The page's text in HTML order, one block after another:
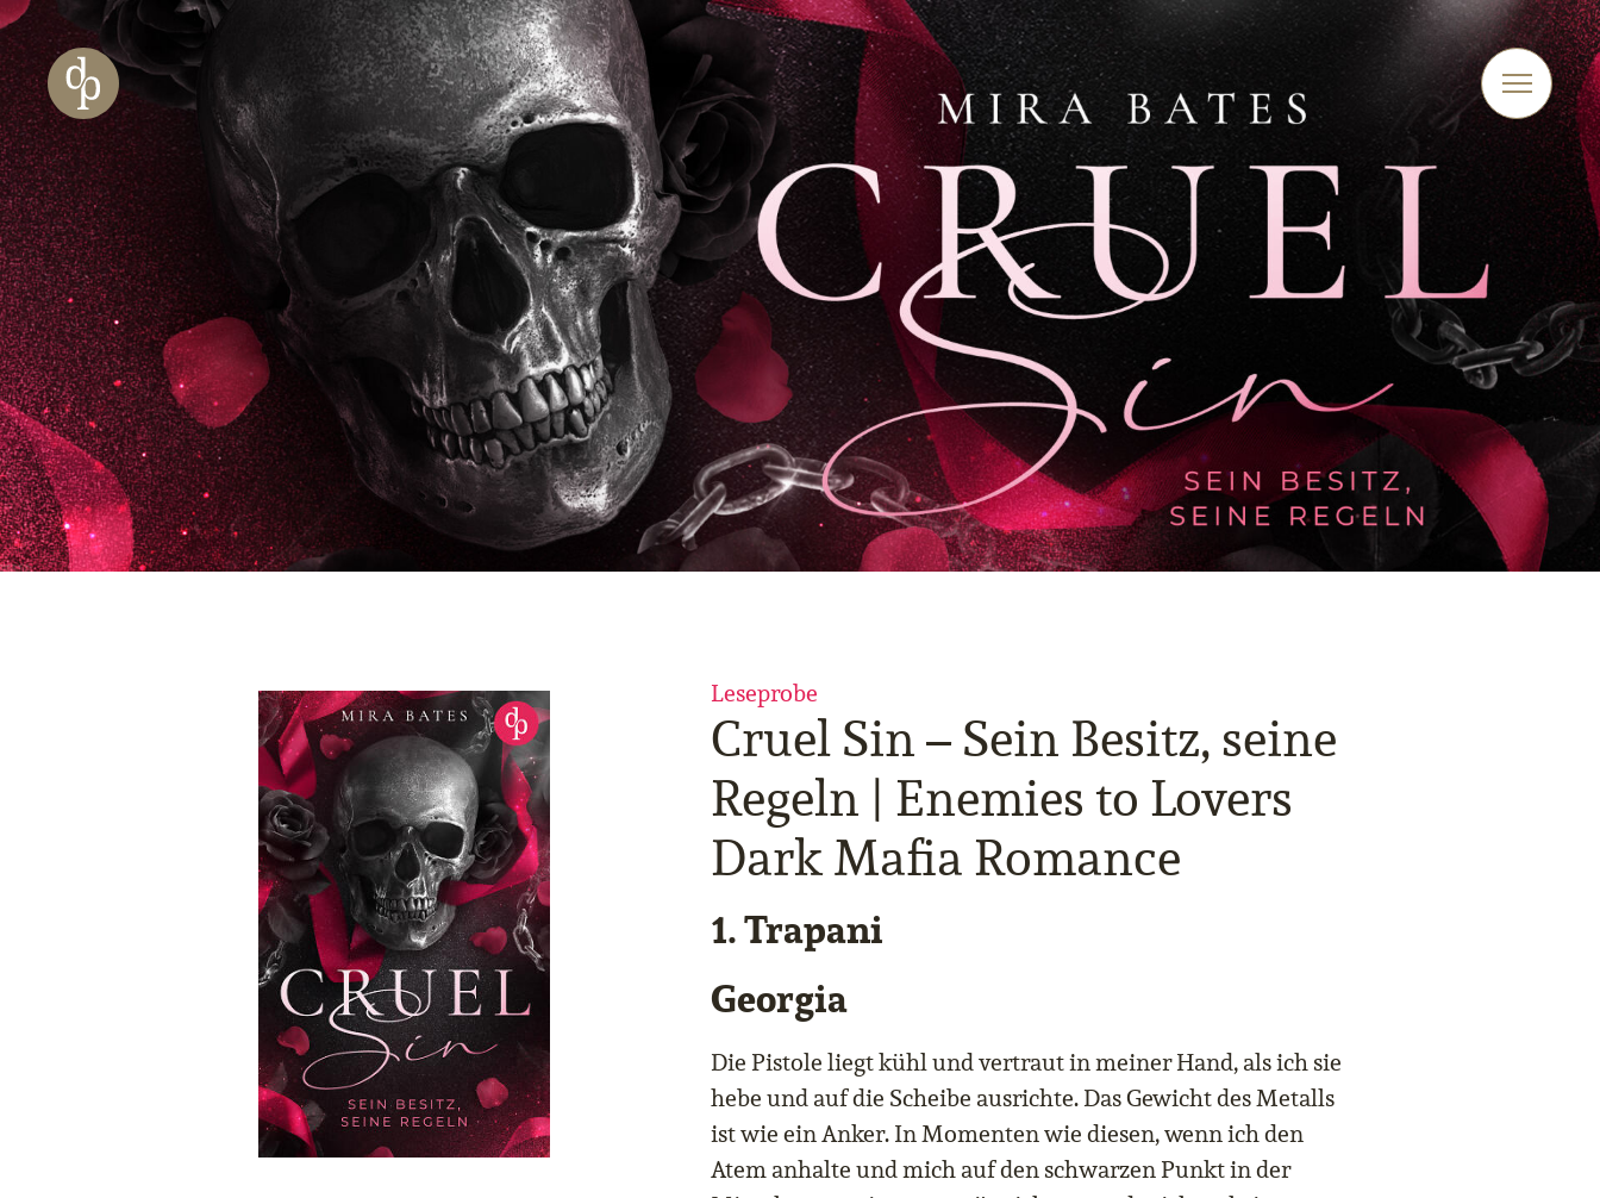
Zum Haupt-Inhalt springen
Zur Navigation springen
Zur Website-Suche springen
Leseprobe
Cruel Sin – Sein Besitz, seine
Regeln | Enemies to Lovers
Dark Mafia Romance
1. Trapani
Georgia
Die Pistole liegt kühl und vertraut in meiner Hand, als ich sie
hebe und auf die Scheibe ausrichte. Das Gewicht des Metalls
ist wie ein Anker. In Momenten wie diesen, wenn ich den
Atem anhalte und mich auf den schwarzen Punkt in der